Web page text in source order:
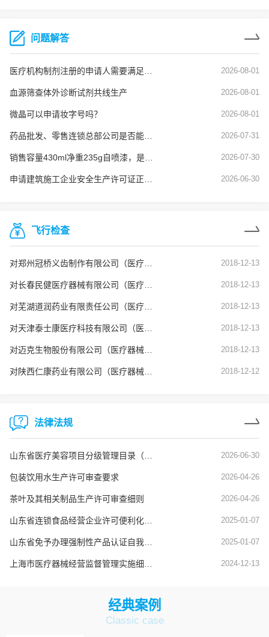
问题解答
2026-08-01
血源筛查体外诊断试剂共线生产 2026-08-01
微晶可以申请妆字号吗？ 2026-08-01
2026-07-31
2026-07-30
2026-06-30
飞行检查
2018-12-13
2018-12-13
2018-12-13
2018-12-13
2018-12-13
2018-12-12
法律法规
2026-06-30
包装饮用水生产许可审查要求 2026-04-26
茶叶及其相关制品生产许可审查细则 2026-04-26
2025-01-07
2025-01-07
2024-12-13
经典案例
Classic case